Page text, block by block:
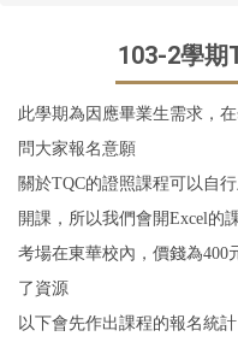
103-2學期
此學期為因應畢業生需求，
問大家報名意願
關於TQC的證照課程可以自
開課，所以我們會開Excel的
考場在東華校內，價錢為400
了資源
以下會先作出課程的報名統